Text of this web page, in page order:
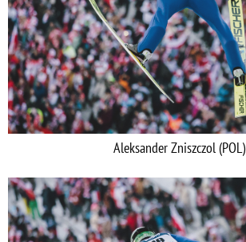
Aleksander Zniszczol (POL)